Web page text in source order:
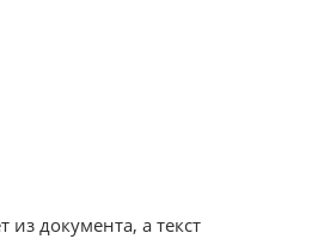
из документа, а текст